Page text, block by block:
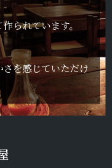
られています。
を感じていただけ